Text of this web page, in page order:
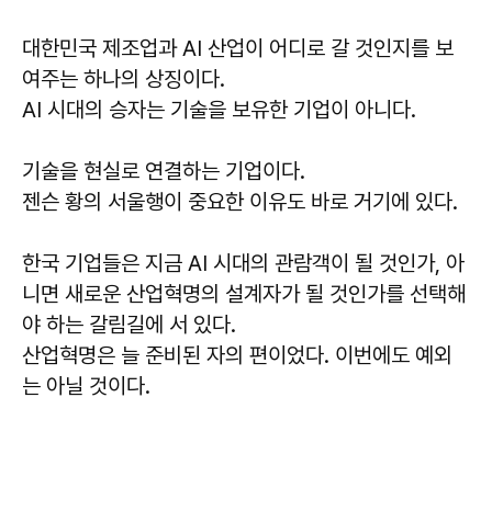
대한민국 제조업과 AI 산업이 어디로 갈 것인지를 보
여주는 하나의 상징이다.
AI 시대의 승자는 기술을 보유한 기업이 아니다.
기술을 현실로 연결하는 기업이다.
젠슨 황의 서울행이 중요한 이유도 바로 거기에 있다.
한국 기업들은 지금 AI 시대의 관람객이 될 것인가, 아
니면 새로운 산업혁명의 설계자가 될 것인가를 선택해
야 하는 갈림길에 서 있다.
산업혁명은 늘 준비된 자의 편이었다. 이번에도 예외
는 아닐 것이다.